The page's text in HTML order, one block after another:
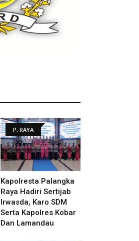
P. RAYA
Kapolresta Palangka
Raya Hadiri Sertijab
Irwasda, Karo SDM
Serta Kapolres Kobar
Dan Lamandau